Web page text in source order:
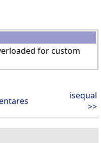
for custom
isequal
>>